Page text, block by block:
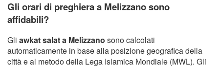
Gli orari di preghiera a Melizzano sono
affidabili?
Gli awkat salat a Melizzano sono calcolati
automaticamente in base alla posizione geografica della
città e al metodo della Lega Islamica Mondiale (MWL). Gli